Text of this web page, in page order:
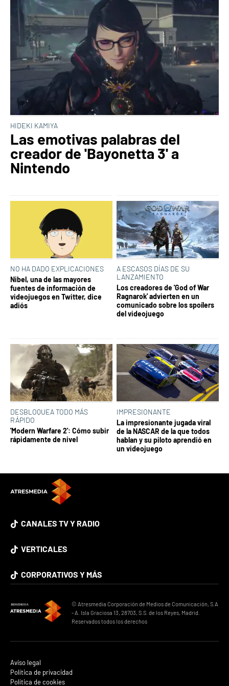
HIDEKI KAMIYA
Las emotivas palabras del
creador de 'Bayonetta 3' a
Nintendo
NO HA DADO EXPLICACIONES
Nibel, una de las mayores
fuentes de información de
videojuegos en Twitter, dice
adiós
A ESCASOS DÍAS DE SU
LANZAMIENTO
Los creadores de 'God of War
Ragnarok' advierten en un
comunicado sobre los spoílers
del videojuego
DESBLOQUEA TODO MÁS
RÁPIDO
'Modern Warfare 2': Cómo subir
rápidamente de nivel
IMPRESIONANTE
La impresionante jugada viral
de la NASCAR de la que todos
hablan y su piloto aprendió en
un videojuego
CANALES TV Y RADIO
VERTICALES
CORPORATIVOS Y MÁS
© Atresmedia Corporación de Medios de Comunicación, S.A
- A. Isla Graciosa 13, 28703, S.S. de los Reyes, Madrid.
Reservados todos los derechos
Aviso legal
Política de privacidad
Política de cookies